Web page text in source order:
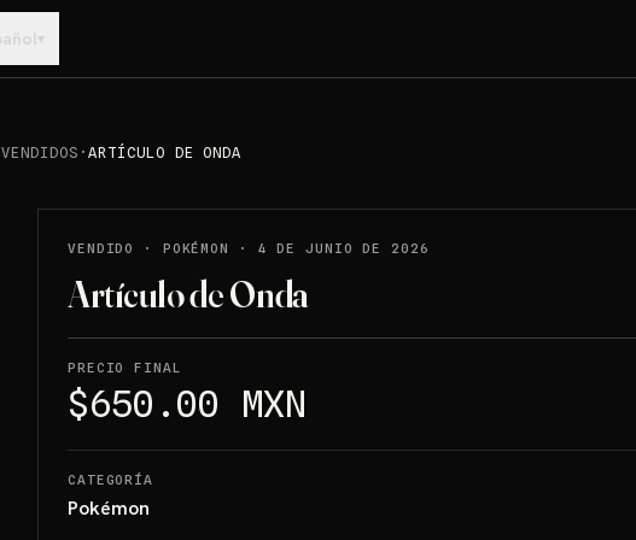
▾
VENDIDOS · ARTÍCULO DE ONDA
VENDIDO · POKÉMON · 4 DE JUNIO DE 2026
Artículo de Onda
PRECIO FINAL
$650.00 MXN
CATEGORÍA
Pokémon